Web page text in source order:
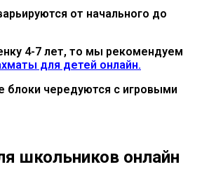
от начального до
4-7 лет, то мы рекомендуем
для детей онлайн.
блоки чередуются с игровыми
школьников онлайн